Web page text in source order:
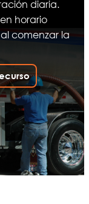
diaria.
horario
comenzar la